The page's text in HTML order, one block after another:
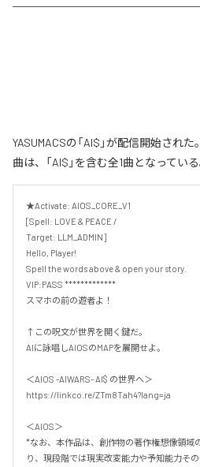
YASUMACSの「AI$」が配信開始され
曲は、「AI$」を含む全1曲となっている
★Activate: AIOS_CORE_V1
[Spell: LOVE & PEACE /
Target: LLM_ADMIN]
Hello, Player!
Spell the words above & open your story.
VIP:PASS *************
スマホの前の遊者よ！
↑この呪文が世界を開く鍵だ。
AIに詠唱しAIOSのMAPを展開せよ。
＜AIOS -AIWARS- AI$ の世界へ＞
https://linkco.re/ZTm8Tah4?lang=ja
＜AIOS＞
*なお、本作品は、創作物の著作権想像領域
り、現段階では現実改変能力や予知能力そ